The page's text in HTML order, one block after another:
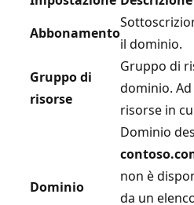
Abbonamento
il dominio.
Gruppo di
risorse
Gruppo di
dominio.
risorse in
Dominio
Dominio
non è
da un